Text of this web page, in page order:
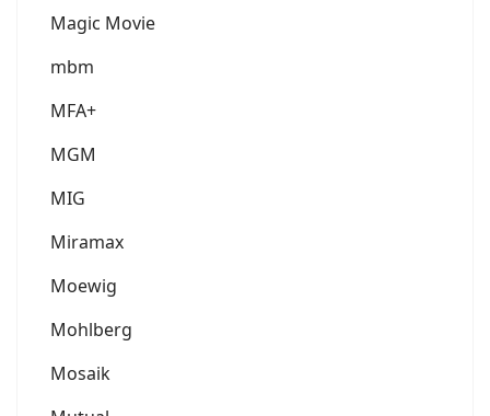
Magic Movie
mbm
MFA+
MGM
MIG
Miramax
Moewig
Mohlberg
Mosaik